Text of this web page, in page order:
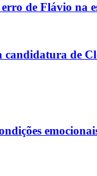
de Flávio na
candidatura de